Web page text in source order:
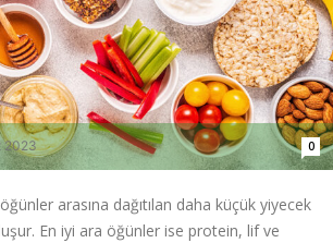
2023 0
arasına dağıtılan daha küçük yiyecek
En iyi ara öğünler ise protein, lif ve